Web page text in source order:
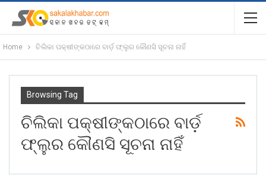
Home ଚିଲିକା ପକ୍ଷୀଙ୍କଠାରେ ବାର୍ଡ଼ ଫ୍ଲୁର କୌଣସି ସୂଚନା ନାହିଁ
Browsing Tag
ଚିଲିକା ପକ୍ଷୀଙ୍କଠାରେ ବାର୍ଡ଼
ଫ୍ଲୁର କୌଣସି ସୂଚନା ନାହିଁ